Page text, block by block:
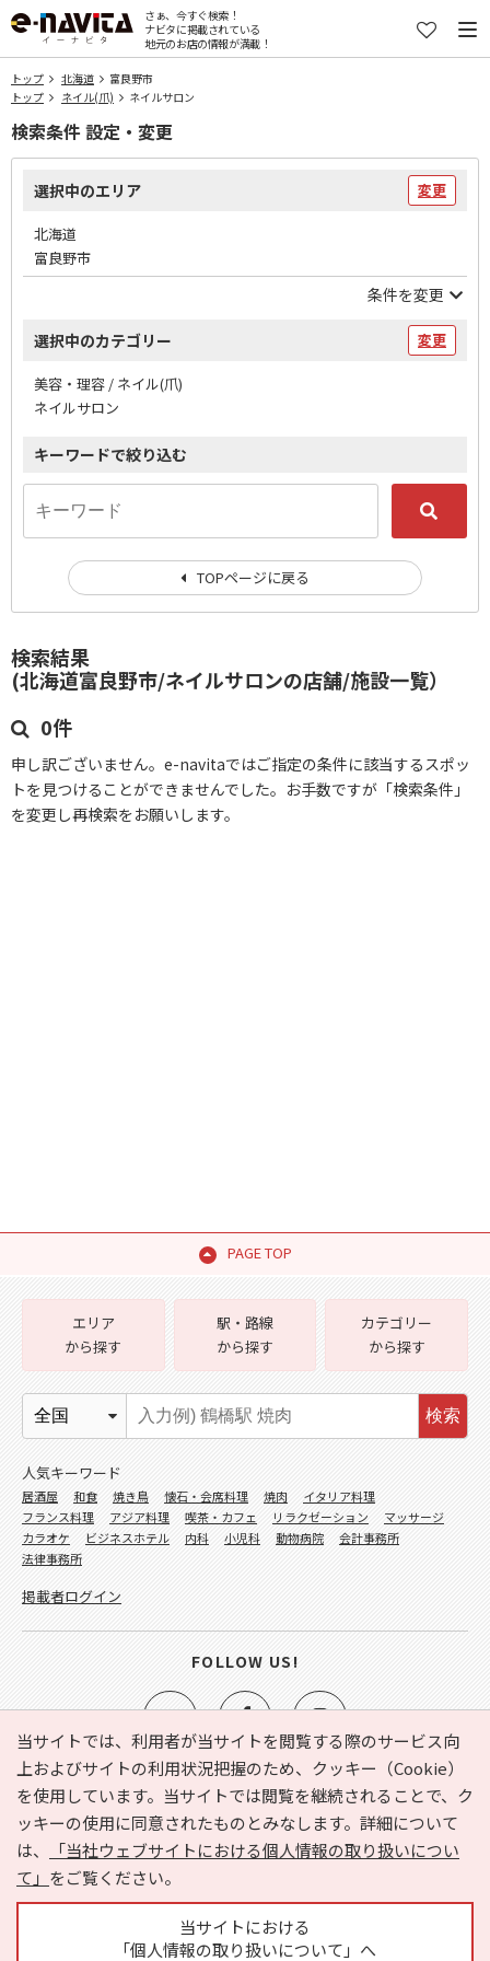
さぁ、今すぐ検索！
ナビタに掲載されている
地元のお店の情報が満載！
トップ 北海道
富良野市
トップ
ネイル(爪) ネイルサロン
検索結果
(北海道富良野市/ネイルサロンの店舗/施設一覧）
0件
申し訳ございません。e-navitaではご指定の条件に該当するスポッ
トを見つけることができませんでした。お手数ですが「検索条件」
を変更し再検索をお願いします。
検索条件 設定・変更
選択中のエリア 変更
北海道
富良野市
条件を変更
選択中のカテゴリー 変更
美容・理容 / ネイル(爪)
ネイルサロン
キーワードで絞り込む
TOPページに戻る
PAGE TOP
当サイトでは、利用者が当サイトを閲覧する際のサービス向
上およびサイトの利用状況把握のため、クッキー（Cookie）
を使用しています。当サイトでは閲覧を継続されることで、ク
ッキーの使用に同意されたものとみなします。詳細について
は、
「当社ウェブサイトにおける個人情報の取り扱いについ
て」 をご覧ください。
当サイトにおける
「個人情報の取り扱いについて」へ
e-NAVITA（イーナビタ）とは？ お気に入り
ヘルプ
利用規約
個人情報の取り扱いについて
運営会社
サイトマップ
広告掲載に関するお問い合わせ
エリア
から探す
駅・路線
から探す
カテゴリー
から探す
検索
人気キーワード
居酒屋 和食 焼き鳥 懐石・会席料理 焼肉
イタリア料理
フランス料理
アジア料理 喫茶・カフェ リラクゼーション
マッサージ
カラオケ
ビジネスホテル 内科 小児科 動物病院
会計事務所
法律事務所
掲載者ログイン
FOLLOW US!